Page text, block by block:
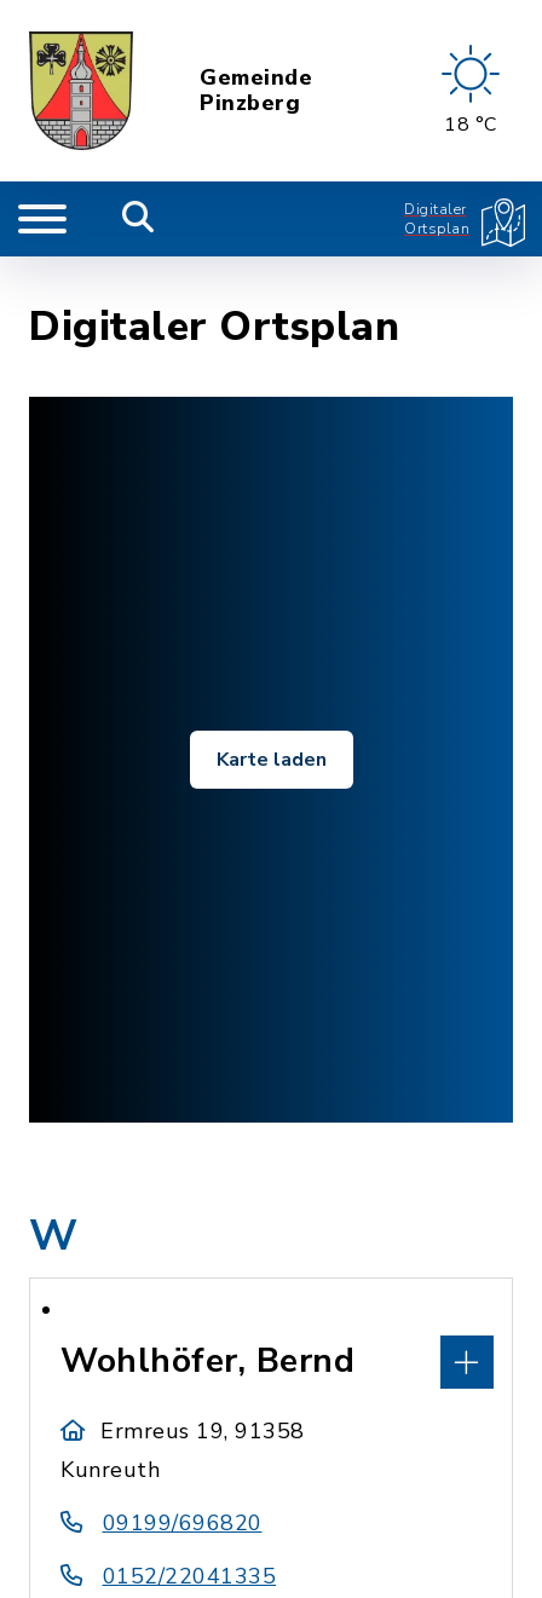
Gemeinde
Pinzberg
18 °C
Digitaler
Ortsplan
Digitaler Ortsplan
Karte laden
W
Wohlhöfer, Bernd
Ermreus 19, 91358
Kunreuth
09199/696820
0152/22041335